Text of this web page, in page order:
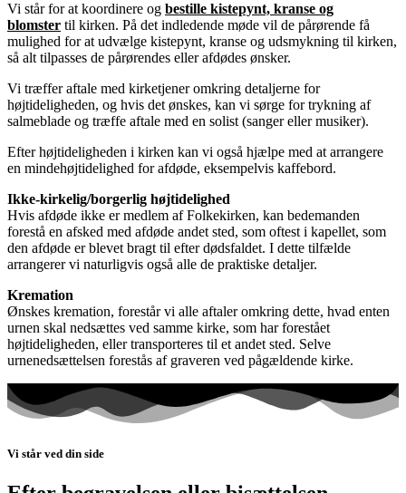
Vi står for at koordinere og bestille kistepynt, kranse og
blomster til kirken. På det indledende møde vil de pårørende få
mulighed for at udvælge kistepynt, kranse og udsmykning til kirken,
så alt tilpasses de pårørendes eller afdødes ønsker.
Vi træffer aftale med kirketjener omkring detaljerne for
højtideligheden, og hvis det ønskes, kan vi sørge for trykning af
salmeblade og træffe aftale med en solist (sanger eller musiker).
Efter højtideligheden i kirken kan vi også hjælpe med at arrangere
en mindehøjtidelighed for afdøde, eksempelvis kaffebord.
Ikke-kirkelig/borgerlig højtidelighed
Hvis afdøde ikke er medlem af Folkekirken, kan bedemanden
forestå en afsked med afdøde andet sted, som oftest i kapellet, som
den afdøde er blevet bragt til efter dødsfaldet. I dette tilfælde
arrangerer vi naturligvis også alle de praktiske detaljer.
Kremation
Ønskes kremation, forestår vi alle aftaler omkring dette, hvad enten
urnen skal nedsættes ved samme kirke, som har forestået
højtideligheden, eller transporteres til et andet sted. Selve
urnenedsættelsen forestås af graveren ved pågældende kirke.
Vi står ved din side